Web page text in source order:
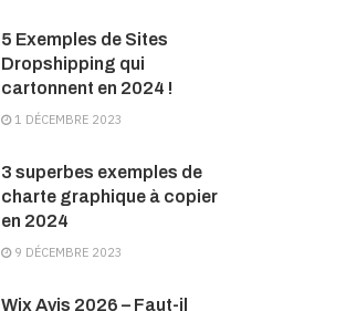
5 Exemples de Sites
Dropshipping qui
cartonnent en 2024 !
1 DÉCEMBRE 2023
3 superbes exemples de
charte graphique à copier
en 2024
9 DÉCEMBRE 2023
Wix Avis 2026 – Faut-il